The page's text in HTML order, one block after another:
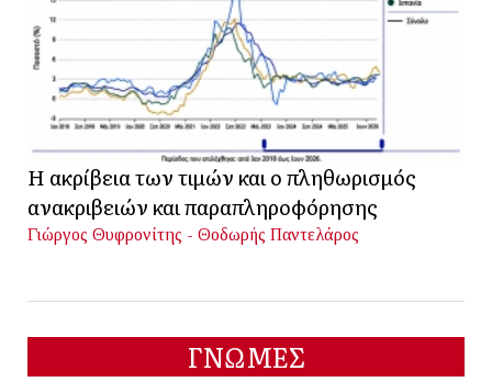
Η ακρίβεια των τιμών και ο πληθωρισμός
ανακριβειών και παραπληροφόρησης
Γιώργος Θυφρονίτης - Θοδωρής Παντελάρος
ΓΝΩΜΕΣ